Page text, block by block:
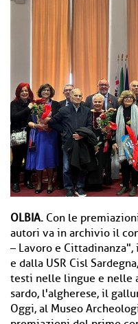
OLBIA. Con le
autori va in archivio il
– Lavoro e
e dalla USR Cisl
testi nelle lingue e nelle
sardo, l'algherese, il
Oggi, al Museo